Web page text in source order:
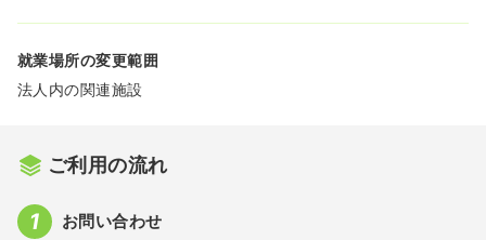
就業場所の変更範囲
法人内の関連施設
ご利用の流れ
お問い合わせ